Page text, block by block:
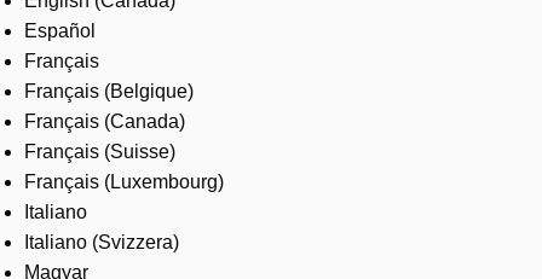
Español
Français
Français (Belgique)
Français (Canada)
Français (Suisse)
Français (Luxembourg)
Italiano
Italiano (Svizzera)
Magyar